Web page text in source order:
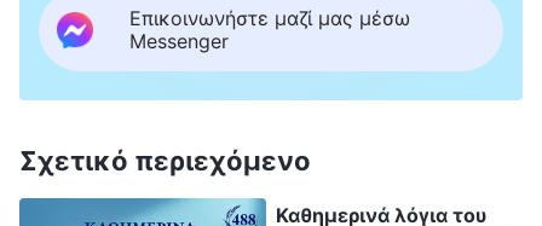
Επικοινωνήστε μαζί μας μέσω
Messenger
Σχετικό περιεχόμενο
Καθημερινά λόγια του